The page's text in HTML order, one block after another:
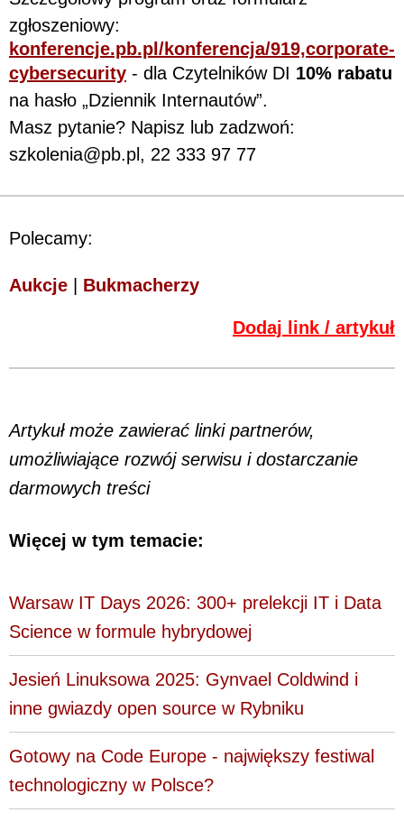
zgłoszeniowy:
konferencje.pb.pl/konferencja/919,corporate-
cybersecurity - dla Czytelników DI 10% rabatu
na hasło „Dziennik Internautów”.
Masz pytanie? Napisz lub zadzwoń:
szkolenia@pb.pl, 22 333 97 77
Polecamy:
Aukcje Bukmacherzy
Dodaj link / artykuł
Artykuł może zawierać linki partnerów,
umożliwiające rozwój serwisu i dostarczanie
darmowych treści
Więcej w tym temacie:
Warsaw IT Days 2026: 300+ prelekcji IT i Data
Science w formule hybrydowej
Jesień Linuksowa 2025: Gynvael Coldwind i
inne gwiazdy open source w Rybniku
Gotowy na Code Europe - największy festiwal
technologiczny w Polsce?